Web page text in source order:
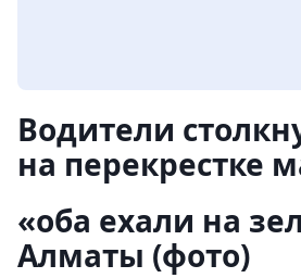
Водители
на перекрестке
«оба ехали на
Алматы (фото)